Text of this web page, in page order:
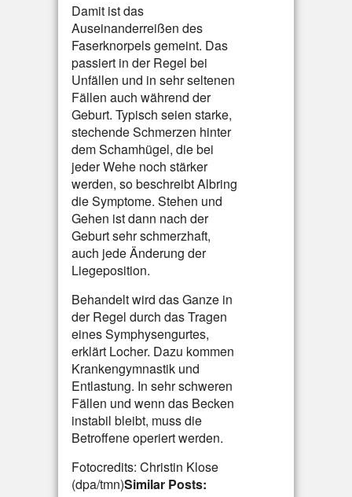
Damit ist das
Auseinanderreißen des
Faserknorpels gemeint. Das
passiert in der Regel bei
Unfällen und in sehr seltenen
Fällen auch während der
Geburt. Typisch seien starke,
stechende Schmerzen hinter
dem Schamhügel, die bei
jeder Wehe noch stärker
werden, so beschreibt Albring
die Symptome. Stehen und
Gehen ist dann nach der
Geburt sehr schmerzhaft,
auch jede Änderung der
Liegeposition.
Behandelt wird das Ganze in
der Regel durch das Tragen
eines Symphysengurtes,
erklärt Locher. Dazu kommen
Krankengymnastik und
Entlastung. In sehr schweren
Fällen und wenn das Becken
instabil bleibt, muss die
Betroffene operiert werden.
Fotocredits: Christin Klose
(dpa/tmn)Similar Posts: